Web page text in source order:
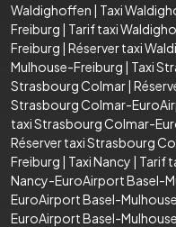
Waldighoffen | Taxi
Freiburg | Tarif taxi
Freiburg | Réserver taxi
Mulhouse-Freiburg | Taxi
Strasbourg Colmar|
Strasbourg Colmar-
taxi Strasbourg Colmar-
Réserver taxi Strasbourg
Freiburg | Taxi Nancy | Tarif
Nancy-EuroAirport Basel-
EuroAirport Basel-
EuroAirport Basel-